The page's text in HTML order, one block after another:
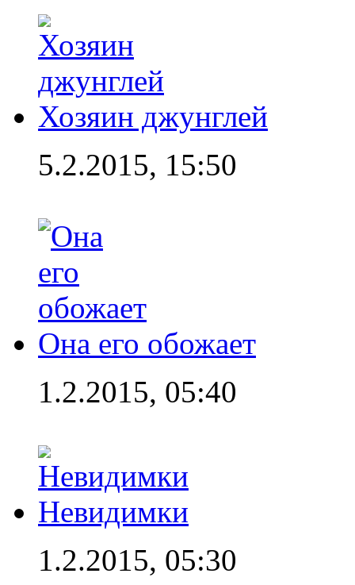
Хозяин джунглей
5.2.2015, 15:50
Она его обожает
1.2.2015, 05:40
Невидимки
1.2.2015, 05:30